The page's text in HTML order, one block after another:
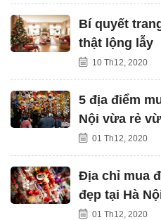
Bí quyết
thật lộng lẫy
10 Th12, 2020
5 địa điểm
Nội vừa rẻ
01 Th12, 2020
Địa chỉ mua
đẹp tại Hà
01 Th12, 2020